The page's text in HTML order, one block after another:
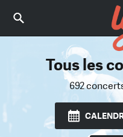
Tous les
692
Trouvez
Parmi 12018